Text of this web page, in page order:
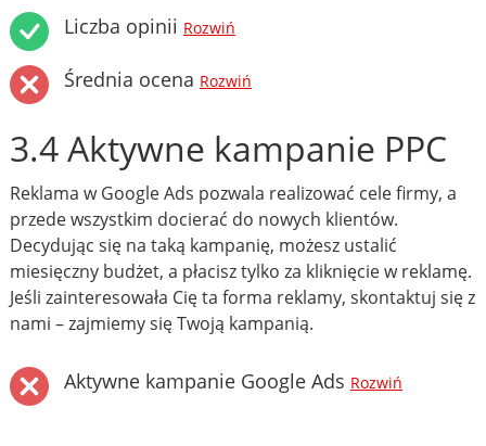
Liczba opinii Rozwiń
Średnia ocena Rozwiń
3.4 Aktywne kampanie PPC
Reklama w Google Ads pozwala realizować cele firmy, a
przede wszystkim docierać do nowych klientów.
Decydując się na taką kampanię, możesz ustalić
miesięczny budżet, a płacisz tylko za kliknięcie w reklamę.
Jeśli zainteresowała Cię ta forma reklamy, skontaktuj się z
nami – zajmiemy się Twoją kampanią.
Aktywne kampanie Google Ads Rozwiń